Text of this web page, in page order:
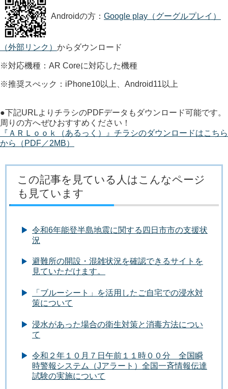
Androidの方： Google play（グーグルプレイ）
（外部リンク） からダウンロード
※対応機種：AR Coreに対応した機種
※推奨スぺック：iPhone10以上、Android11以上
●下記URLよりチラシのPDFデータもダウンロード可能です。
周りの方へぜひおすすめください！
『ＡＲＬｏｏｋ（あるっく）』チラシのダウンロードはこちら
から（PDF／2MB）
この記事を見ている人はこんなページ
も見ています
令和6年能登半島地震に関する四日市市の支援状
況
避難所の開設・混雑状況を確認できるサイトを
見ていただけます。
「ブルーシート」を活用したご自宅での浸水対
策について
浸水があった場合の衛生対策と消毒方法につい
て
令和２年１０月７日午前１１時００分 全国瞬
時警報システム（Jアラート）全国一斉情報伝達
試験の実施について